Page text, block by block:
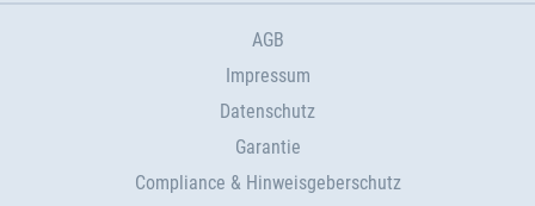
AGB
Impressum
Datenschutz
Garantie
Compliance & Hinweisgeberschutz